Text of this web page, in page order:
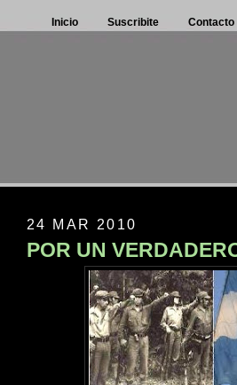
Inicio Suscribite Contacto
24 MAR 2010
POR UN